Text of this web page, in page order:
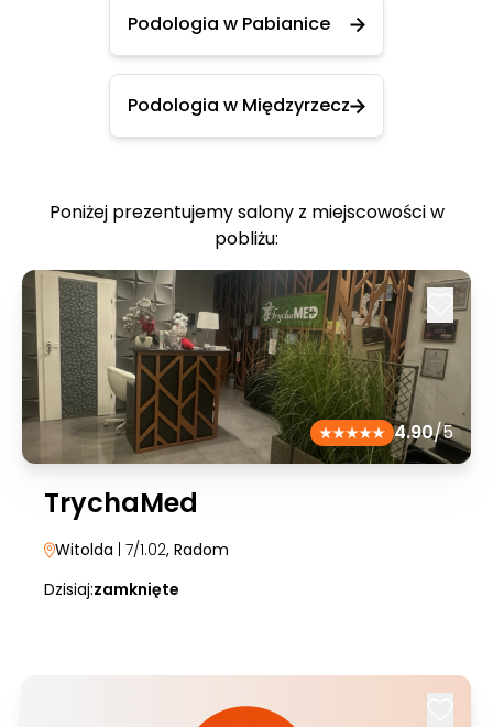
Podologia w Pabianice
Podologia w Międzyrzecz
Poniżej prezentujemy salony z miejscowości w
pobliżu:
4.90/5
TrychaMed
Witolda | 7/1.02, Radom
Dzisiaj:zamknięte